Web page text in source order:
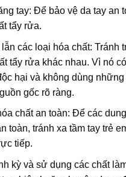
tay: Để bảo vệ da tay an
tẩy rửa.
lẫn các loại hóa chất: Tránh
tẩy rửa khác nhau. Vì nó
hại và không dùng những
gốc rõ ràng.
chất an toàn: Để các
toàn, tránh xa tầm tay trẻ
tiếp.
kỳ và sử dụng các chất